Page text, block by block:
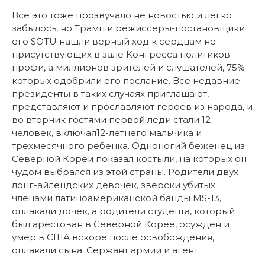
Все это тоже прозвучало не новостью и легко
забылось, но Трамп и режиссеры-постановщики
его SOTU нашли верный ход к сердцам не
присутствующих в зале Конгресса политиков-
профи, а миллионов зрителей и слушателей, 75%
которых одобрили его послание. Все недавние
президенты в таких случаях приглашают,
представляют и прославляют героев из народа, и
во вторник гостями первой леди стали 12
человек, включая12-летнего мальчика и
трехмесячного ребенка. Одноногий беженец из
Северной Кореи показал костыли, на которых он
чудом выбрался из этой страны. Родители двух
лонг-айлендских девочек, зверски убитых
членами латиноамериканской банды MS-13,
оплакали дочек, а родители студента, который
был арестован в Северной Корее, осужден и
умер в США вскоре после освобождения,
оплакали сына. Сержант армии и агент